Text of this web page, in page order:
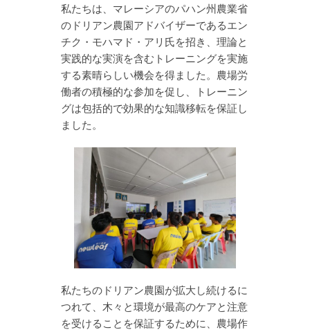
私たちは、マレーシアのパハン州農業省
のドリアン農園アドバイザーであるエン
チク・モハマド・アリ氏を招き、理論と
実践的な実演を含むトレーニングを実施
する素晴らしい機会を得ました。農場労
働者の積極的な参加を促し、トレーニン
グは包括的で効果的な知識移転を保証し
ました。
私たちのドリアン農園が拡大し続けるに
つれて、木々と環境が最高のケアと注意
を受けることを保証するために、農場作